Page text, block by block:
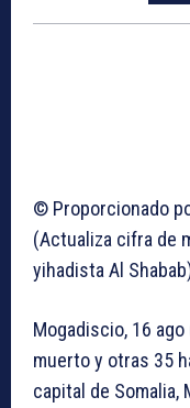
© Proporcionado
(Actualiza cifra de
yihadista Al
Mogadiscio, 16
muerto y otras 35
capital de Somalia,